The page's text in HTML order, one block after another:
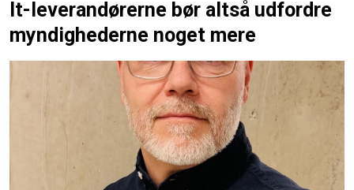
It-leverandørerne bør altså udfordre
myndighederne noget mere